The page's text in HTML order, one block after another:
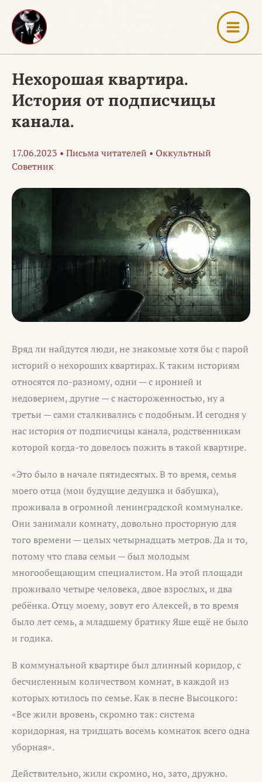
Перейти
содержимому
Нехорошая квартира.
История от подписчицы
канала.
17.06.2023 • Письма читателей • Оккультный
Советник
Вряд ли найдутся люди, не знакомые хотя бы с парой
историй о нехороших квартирах. К таким историям
относятся по-разному, одни — с иронией и
недоверием, другие — с настороженностью, ну а
третьи — сами сталкивались с подобным. И сегодня у
нас история от подписчицы канала, родственникам
которой когда-то довелось пожить в такой квартире.
«Это было в начале пятидесятых. В то время, семья
моего отца (мои будущие дедушка и бабушка),
проживала в огромной ленинградской коммуналке.
Они занимали комнату, довольно просторную для
того времени — целых четырнадцать метров. Да и то,
потому что глава семьи — был молодым
многообещающим специалистом. На этой площади
проживало четыре человека, двое взрослых, и два
ребёнка. Отцу моему, зовут его Алексей, в то время
было лет семь, а младшему братику Яше ещё не было
и годика.
В коммунальной квартире был длинный коридор, с
бесчисленным количеством комнат, в каждой из
которых ютилось по семье. Как в песне Высоцкого:
«Все жили вровень, скромно так: система
коридорная, на тридцать восемь комнаток всего одна
уборная».
Действительно, жили скромно, но, зато, дружно.